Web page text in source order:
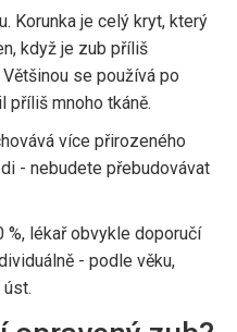
Korunka je celý kryt, který
když je zub příliš
se používá po
příliš mnoho tkáně.
více přirozeného
- nebudete přebudovávat
lékař obvykle doporučí
- podle věku,